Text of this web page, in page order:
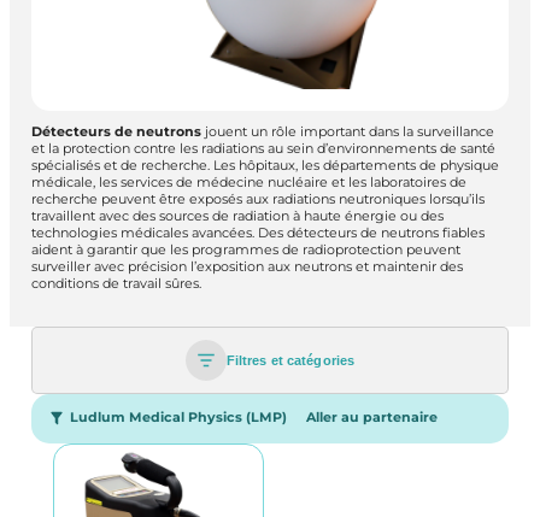
Détecteurs de neutrons jouent un rôle important dans la surveillance
et la protection contre les radiations au sein d’environnements de santé
spécialisés et de recherche. Les hôpitaux, les départements de physique
médicale, les services de médecine nucléaire et les laboratoires de
recherche peuvent être exposés aux radiations neutroniques lorsqu’ils
travaillent avec des sources de radiation à haute énergie ou des
technologies médicales avancées. Des détecteurs de neutrons fiables
aident à garantir que les programmes de radioprotection peuvent
surveiller avec précision l’exposition aux neutrons et maintenir des
conditions de travail sûres.
Filtres et catégories
Ludlum Medical Physics (LMP) Aller au partenaire